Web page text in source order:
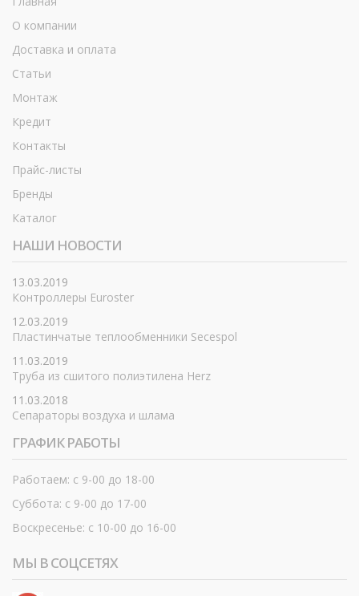
О компании
Доставка и оплата
Статьи
Монтаж
Кредит
Контакты
Прайс-листы
Бренды
Каталог
НАШИ НОВОСТИ
13.03.2019
Контроллеры Euroster
12.03.2019
Пластинчатые теплообменники Secespol
11.03.2019
Труба из сшитого полиэтилена Herz
11.03.2018
Сепараторы воздуха и шлама
ГРАФИК РАБОТЫ
Работаем: с 9-00 до 18-00
Суббота: с 9-00 до 17-00
Воскресенье: с 10-00 до 16-00
МЫ В СОЦСЕТЯХ